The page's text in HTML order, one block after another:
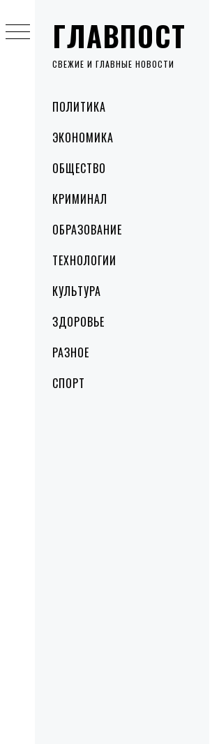
ГЛАВПОСТ
СВЕЖИЕ И ГЛАВНЫЕ НОВОСТИ
MenuПОЛИТИКА
ЭКОНОМИКА
ОБЩЕСТВО
КРИМИНАЛ
ОБРАЗОВАНИЕ
ТЕХНОЛОГИИ
КУЛЬТУРА
ЗДОРОВЬЕ
РАЗНОЕ
СПОРТ
to
content